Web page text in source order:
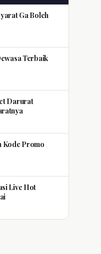
Ga Boleh
Terbaik
Darurat
Kode Promo
Live Hot